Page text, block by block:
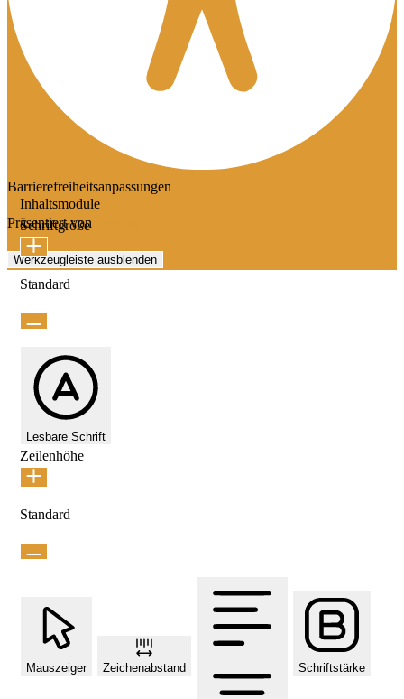
Barrierefreiheitsanpassungen
Präsentiert von
Werkzeugleiste ausblenden
Inhaltsmodule
Schriftgröße
Standard
Lesbare Schrift
Zeilenhöhe
Standard
Mauszeiger Zeichenabstand Schriftstärke